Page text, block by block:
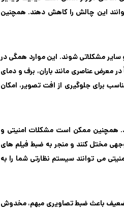
این چالش را کاهش دهند. همچنین
مشکلاتی شوند. این موارد همگی در
عناصری مانند باران، برف و دمای
برای جلوگیری از افت تصویر، امکان
همچنین ممکن است مشکلات امنیتی و
مختل کنند و منجر به ضبط فیلم های
می توانند سیستم نظارتی شما را به
ضعیف باعث ضبط تصاویری مبهم، مخدوش